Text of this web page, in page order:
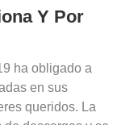
Y Por
ha obligado a
en sus
queridos. La